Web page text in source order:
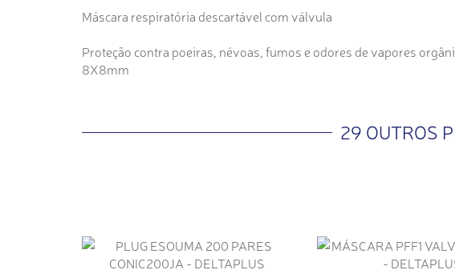
Máscara respiratória descartável com válvula
Proteção contra poeiras, névoas, fumos e odores de vapores
8X8mm
29 OUTROS